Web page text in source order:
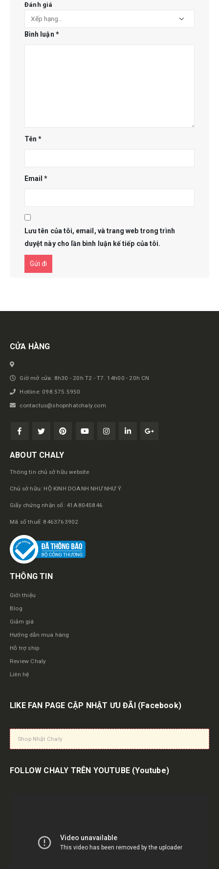
Đánh giá
Bình luận *
Tên*
Email*
Lưu tên của tôi, email, và trang web trong trình
duyệt này cho lần bình luận kế tiếp của tôi.
Get in touch
CỬA HÀNG
Giờ mở cửa: 8h30 - 20h T2 - T7. 14h00 - 20h CN
Hotline: 098.575.5950
contactus@shopnhatchaly.com
ABOUT CHALY
Thông tin chủ sở hữu website
Chủ sở hữu: HỘ KINH DOANH NHƯ NHƯ Ý
Giấy chứng nhận số: 41A8045846
Mã số thuế: 8463763902
THÔNG TIN
Giới thiệu
Blog
Giảm giá
Hướng dẫn mua hàng
Hỗ trợ ship
Review Chaly
Liên hệ
LIKE FAN PAGE CẬP NHẬT ƯU ĐÃI (Facebook)
Shop Nhật Chaly
FOLLOW CHALY TRÊN YOUTUBE (Youtube)